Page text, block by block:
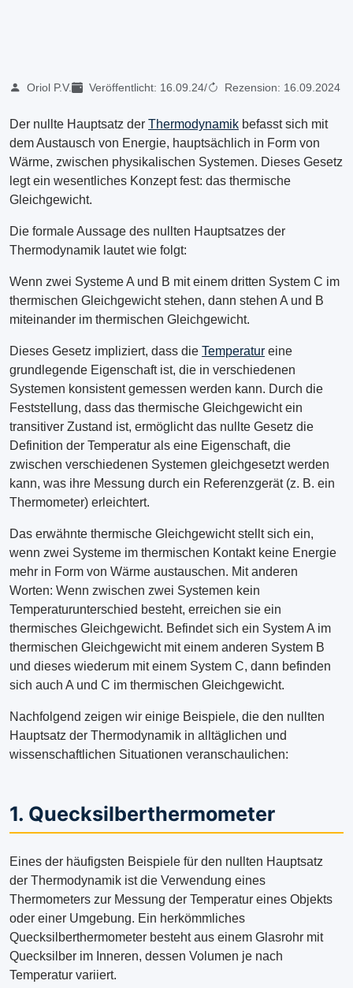
Oriol P.V. Veröffentlicht: 16.09.24/ Rezension: 16.09.2024
Der nullte Hauptsatz der Thermodynamik befasst sich mit
dem Austausch von Energie, hauptsächlich in Form von
Wärme, zwischen physikalischen Systemen. Dieses Gesetz
legt ein wesentliches Konzept fest: das thermische
Gleichgewicht.
Die formale Aussage des nullten Hauptsatzes der
Thermodynamik lautet wie folgt:
Wenn zwei Systeme A und B mit einem dritten System C im
thermischen Gleichgewicht stehen, dann stehen A und B
miteinander im thermischen Gleichgewicht.
Dieses Gesetz impliziert, dass die Temperatur eine
grundlegende Eigenschaft ist, die in verschiedenen
Systemen konsistent gemessen werden kann. Durch die
Feststellung, dass das thermische Gleichgewicht ein
transitiver Zustand ist, ermöglicht das nullte Gesetz die
Definition der Temperatur als eine Eigenschaft, die
zwischen verschiedenen Systemen gleichgesetzt werden
kann, was ihre Messung durch ein Referenzgerät (z. B. ein
Thermometer) erleichtert.
Das erwähnte thermische Gleichgewicht stellt sich ein,
wenn zwei Systeme im thermischen Kontakt keine Energie
mehr in Form von Wärme austauschen. Mit anderen
Worten: Wenn zwischen zwei Systemen kein
Temperaturunterschied besteht, erreichen sie ein
thermisches Gleichgewicht. Befindet sich ein System A im
thermischen Gleichgewicht mit einem anderen System B
und dieses wiederum mit einem System C, dann befinden
sich auch A und C im thermischen Gleichgewicht.
Nachfolgend zeigen wir einige Beispiele, die den nullten
Hauptsatz der Thermodynamik in alltäglichen und
wissenschaftlichen Situationen veranschaulichen:
1. Quecksilberthermometer
Eines der häufigsten Beispiele für den nullten Hauptsatz
der Thermodynamik ist die Verwendung eines
Thermometers zur Messung der Temperatur eines Objekts
oder einer Umgebung. Ein herkömmliches
Quecksilberthermometer besteht aus einem Glasrohr mit
Quecksilber im Inneren, dessen Volumen je nach
Temperatur variiert.